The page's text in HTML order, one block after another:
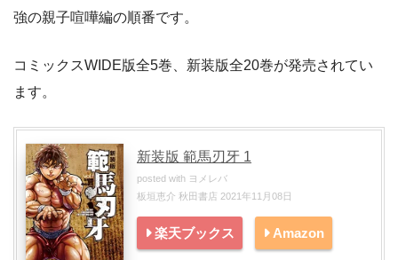
強の親子喧嘩編の順番です。
コミックスWIDE版全5巻、新装版全20巻が発売されてい
ます。
新装版 範馬刃牙 1
posted with ヨメレバ
板垣恵介 秋田書店 2021年11月08日
楽天ブックス Amazon